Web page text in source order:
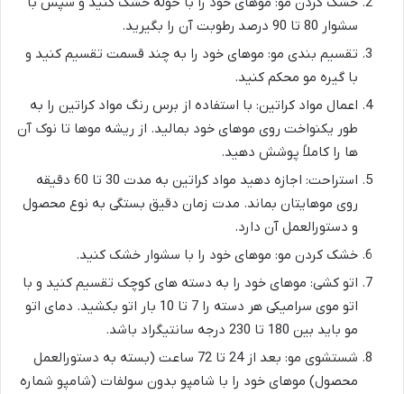
سشوار 80 تا 90 درصد رطوبت آن را بگیرید.
تقسیم بندی مو: موهای خود را به چند قسمت تقسیم کنید و
با گیره مو محکم کنید.
اعمال مواد کراتین: با استفاده از برس رنگ مواد کراتین را به
طور یکنواخت روی موهای خود بمالید. از ریشه موها تا نوک آن
ها را کاملاً پوشش دهید.
استراحت: اجازه دهید مواد کراتین به مدت 30 تا 60 دقیقه
روی موهایتان بماند. مدت زمان دقیق بستگی به نوع محصول
و دستورالعمل آن دارد.
خشک کردن مو: موهای خود را با سشوار خشک کنید.
اتو کشی: موهای خود را به دسته های کوچک تقسیم کنید و با
اتو موی سرامیکی هر دسته را 7 تا 10 بار اتو بکشید. دمای اتو
مو باید بین 180 تا 230 درجه سانتیگراد باشد.
شستشوی مو: بعد از 24 تا 72 ساعت (بسته به دستورالعمل
محصول) موهای خود را با شامپو بدون سولفات (شامپو شماره